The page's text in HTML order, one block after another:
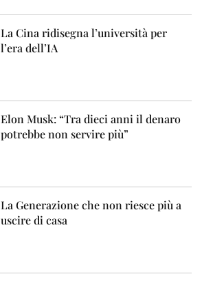
La Cina ridisegna l’università per
l’era dell’IA
Elon Musk: “Tra dieci anni il denaro
potrebbe non servire più”
La Generazione che non riesce più a
uscire di casa